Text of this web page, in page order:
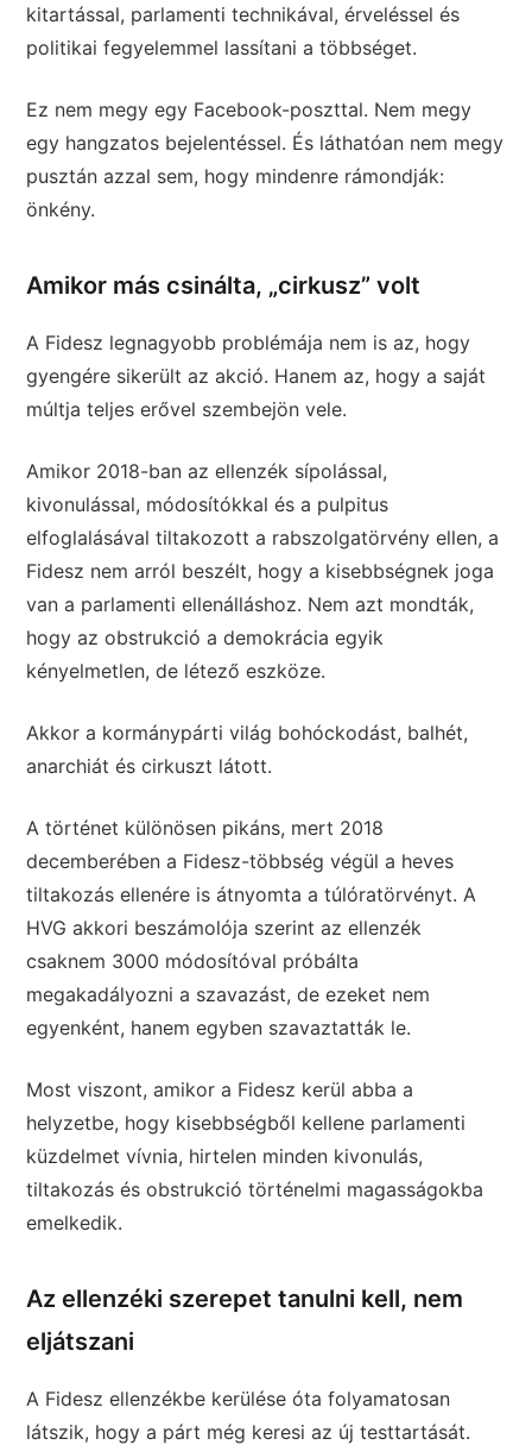
kitartással, parlamenti technikával, érveléssel és
politikai fegyelemmel lassítani a többséget.
Ez nem megy egy Facebook-poszttal. Nem megy
egy hangzatos bejelentéssel. És láthatóan nem megy
pusztán azzal sem, hogy mindenre rámondják:
önkény.
Amikor más csinálta, „cirkusz” volt
A Fidesz legnagyobb problémája nem is az, hogy
gyengére sikerült az akció. Hanem az, hogy a saját
múltja teljes erővel szembejön vele.
Amikor 2018-ban az ellenzék sípolással,
kivonulással, módosítókkal és a pulpitus
elfoglalásával tiltakozott a rabszolgatörvény ellen, a
Fidesz nem arról beszélt, hogy a kisebbségnek joga
van a parlamenti ellenálláshoz. Nem azt mondták,
hogy az obstrukció a demokrácia egyik
kényelmetlen, de létező eszköze.
Akkor a kormánypárti világ bohóckodást, balhét,
anarchiát és cirkuszt látott.
A történet különösen pikáns, mert 2018
decemberében a Fidesz-többség végül a heves
tiltakozás ellenére is átnyomta a túlóratörvényt. A
HVG akkori beszámolója szerint az ellenzék
csaknem 3000 módosítóval próbálta
megakadályozni a szavazást, de ezeket nem
egyenként, hanem egyben szavaztatták le.
Most viszont, amikor a Fidesz kerül abba a
helyzetbe, hogy kisebbségből kellene parlamenti
küzdelmet vívnia, hirtelen minden kivonulás,
tiltakozás és obstrukció történelmi magasságokba
emelkedik.
Az ellenzéki szerepet tanulni kell, nem
eljátszani
A Fidesz ellenzékbe kerülése óta folyamatosan
látszik, hogy a párt még keresi az új testtartását.